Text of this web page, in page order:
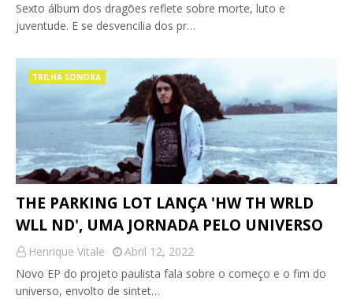
Sexto álbum dos dragões reflete sobre morte, luto e
juventude. E se desvencilia dos pr…
TRILHA SONORA
THE PARKING LOT LANÇA 'HW TH WRLD
WLL ND', UMA JORNADA PELO UNIVERSO
Henrique Vitale
Abril 12, 2022
Novo EP do projeto paulista fala sobre o começo e o fim do
universo, envolto de sintet…